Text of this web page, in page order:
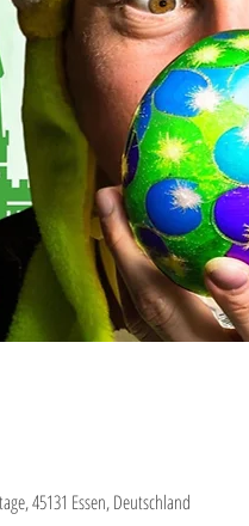
45131 Essen, Deutschland